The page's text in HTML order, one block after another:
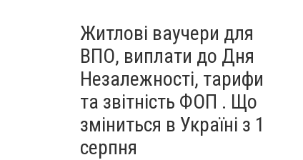
Житлові ваучери для
ВПО, виплати до Дня
Незалежності, тарифи
та звітність ФОП . Що
зміниться в Україні з 1
серпня